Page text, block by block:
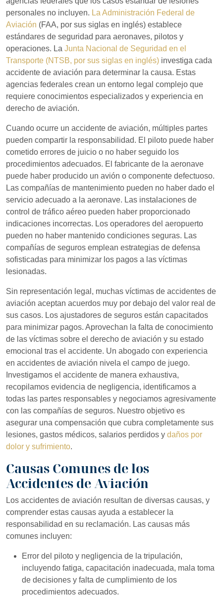
personales no incluyen. La Administración Federal de
Aviación (FAA, por sus siglas en inglés) establece
estándares de seguridad para aeronaves, pilotos y
operaciones. La Junta Nacional de Seguridad en el
Transporte (NTSB, por sus siglas en inglés) investiga cada
accidente de aviación para determinar la causa. Estas
agencias federales crean un entorno legal complejo que
requiere conocimientos especializados y experiencia en
derecho de aviación.
Cuando ocurre un accidente de aviación, múltiples partes
pueden compartir la responsabilidad. El piloto puede haber
cometido errores de juicio o no haber seguido los
procedimientos adecuados. El fabricante de la aeronave
puede haber producido un avión o componente defectuoso.
Las compañías de mantenimiento pueden no haber dado el
servicio adecuado a la aeronave. Las instalaciones de
control de tráfico aéreo pueden haber proporcionado
indicaciones incorrectas. Los operadores del aeropuerto
pueden no haber mantenido condiciones seguras. Las
compañías de seguros emplean estrategias de defensa
sofisticadas para minimizar los pagos a las víctimas
lesionadas.
Sin representación legal, muchas víctimas de accidentes de
aviación aceptan acuerdos muy por debajo del valor real de
sus casos. Los ajustadores de seguros están capacitados
para minimizar pagos. Aprovechan la falta de conocimiento
de las víctimas sobre el derecho de aviación y su estado
emocional tras el accidente. Un abogado con experiencia
en accidentes de aviación nivela el campo de juego.
Investigamos el accidente de manera exhaustiva,
recopilamos evidencia de negligencia, identificamos a
todas las partes responsables y negociamos agresivamente
con las compañías de seguros. Nuestro objetivo es
asegurar una compensación que cubra completamente sus
lesiones, gastos médicos, salarios perdidos y daños por
dolor y sufrimiento.
Causas Comunes de los
Accidentes de Aviación
Los accidentes de aviación resultan de diversas causas, y
comprender estas causas ayuda a establecer la
responsabilidad en su reclamación. Las causas más
comunes incluyen:
Error del piloto y negligencia de la tripulación,
incluyendo fatiga, capacitación inadecuada, mala toma
de decisiones y falta de cumplimiento de los
procedimientos adecuados.